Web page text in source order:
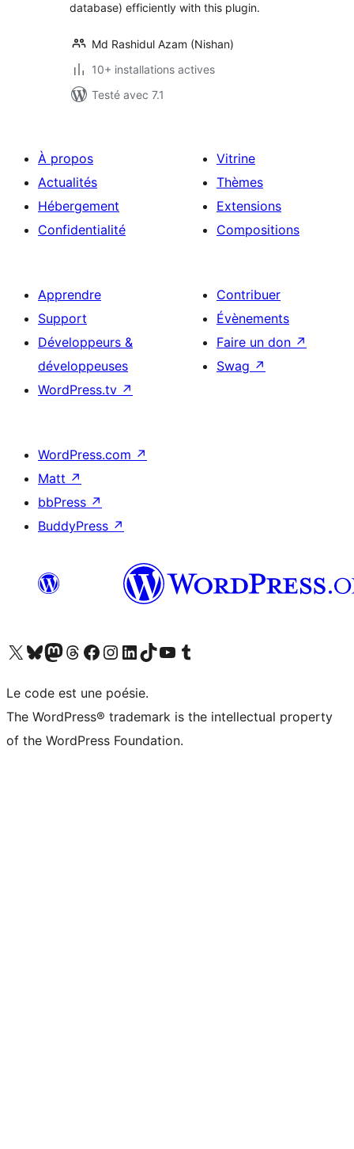
database) efficiently with this plugin.
Md Rashidul Azam (Nishan)
10+ installations actives
Testé avec 7.1
À propos
Actualités
Hébergement
Confidentialité
Vitrine
Thèmes
Extensions
Compositions
Apprendre
Support
Développeurs &
développeuses
WordPress.tv ↗
Contribuer
Évènements
Faire un don ↗
Swag ↗
WordPress.com ↗
Matt ↗
bbPress ↗
BuddyPress ↗
Visitez notre compte X (précédemment Twitter)
Visiter notre compte Bluesky
Visiter notre compte Mastodon
Visiter notre compte Threads
Consulter notre compte Facebook
Consulter notre compte Instagram
Consulter notre compte LinkedIn
Visiter notre compte TokTok
Visiter notre chaîne YouTube
Visiter notre compte Tumblr
Le code est une poésie.
The WordPress® trademark is the intellectual property
of the WordPress Foundation.